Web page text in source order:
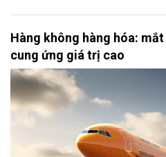
Hàng không hàng hóa:
cung ứng giá trị cao